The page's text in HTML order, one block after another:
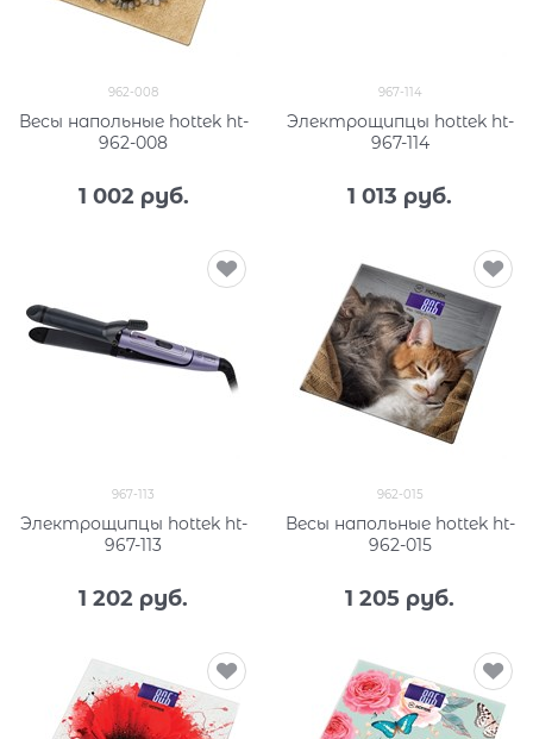
962-008
Весы напольные hottek ht-
962-008
1 002 руб.
967-114
Электрощипцы hottek ht-
967-114
1 013 руб.
967-113
Электрощипцы hottek ht-
967-113
1 202 руб.
962-015
Весы напольные hottek ht-
962-015
1 205 руб.